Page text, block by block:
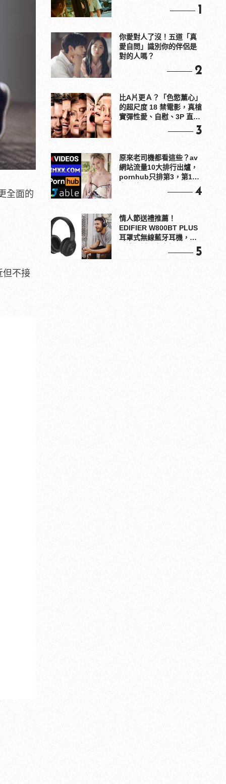
全面的
但不接
1
你愛對人了沒！五道「真
愛自問」識別你的伴侶是
對的人嗎？
2
比A片更Ａ？「色慾薰心」
的超尺度 18 禁電影，真槍
實彈性愛、自慰、3P 直接
3
原來老司機都看這些？av
網站流量10大排行出爐，
pornhub只排第3，第1名
4
情人節送禮推薦！
EDIFIER W800BT PLUS
耳罩式無線藍牙耳機，在
5